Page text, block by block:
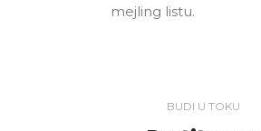
mejling listu.
BUDI U TOKU